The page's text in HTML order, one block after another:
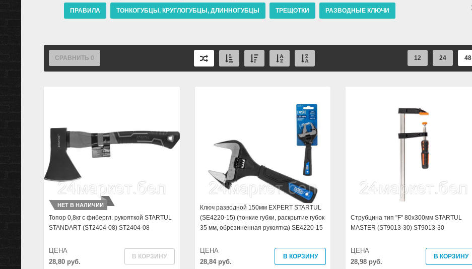
ПРАВИЛА ТОНКОГУБЦЫ, КРУГЛОГУБЦЫ, ДЛИННОГУБЦЫ ТРЕЩОТКИ РАЗВОДНЫЕ КЛЮЧИ
НАБОР КЛЮЧЕЙ РОЖКОВЫХ КЛЮЧИ РОЖКОВЫЕ ГОЛОВКИ, ГОЛОВКИ С НАСАДКАМИ, БИТЫ-ГОЛОВКИ 1/2"
ГОЛОВКИ, ГОЛОВКИ С НАСАДКАМИ, БИТЫ-ГОЛОВКИ 1/4"
КЛЮЧИ КОМБИНИРОВАННЫЕ
ДИНАМОМЕТРИЧЕСКИЕ КЛЮЧИ И ОТВЕРТКИ НАБОРЫ ИНСТРУМЕНТОВ
СРАВНИТЬ 0 12 24 48
НЕТ В НАЛИЧИИ
Топор 0,8кг с фибергл. рукояткой STARTUL
STANDART (ST2404-08) ST2404-08
28,80 руб.
ЦЕНА
В КОРЗИНУ
Ключ разводной 150мм EXPERT STARTUL
(SE4220-15) (тонкие губки, раскрытие губок
35 мм, обрезиненная рукоятка) SE4220-15
28,84 руб.
ЦЕНА
В КОРЗИНУ
Струбцина тип "F" 80х300мм STARTUL
MASTER (ST9013-30) ST9013-30
28,98 руб.
ЦЕНА
В КОРЗИНУ